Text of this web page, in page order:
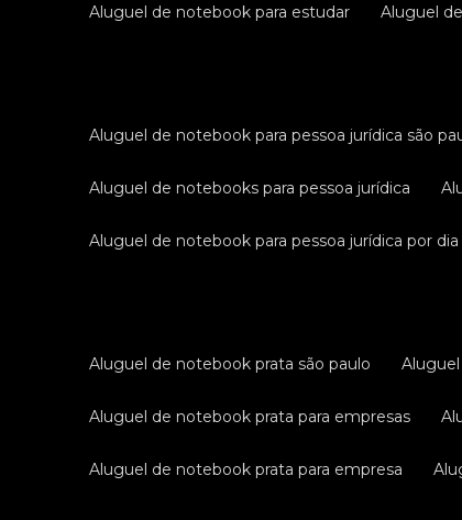
aluguel de notebook para estudar aluguel
aluguel de notebook para pessoa jurídica são
aluguel de notebooks para pessoa jurídica
aluguel de notebook para pessoa jurídica por dia
aluguel de notebook prata são paulo
aluguel de notebook prata para empresas
aluguel de notebook prata para empresa